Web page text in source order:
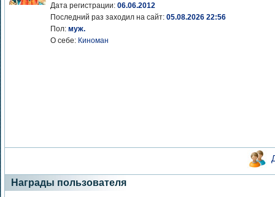
Дата регистрации: 06.06.2012
Последний раз заходил на сайт: 05.08.2026 22:56
Пол: муж.
О себе: Киноман
Награды пользователя